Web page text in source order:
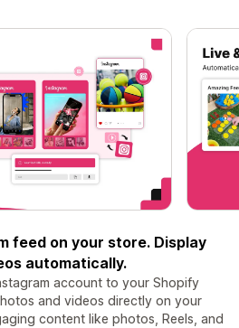
feed on your store. Display
automatically.
account to your Shopify
and videos directly on your
content like photos, Reels, and